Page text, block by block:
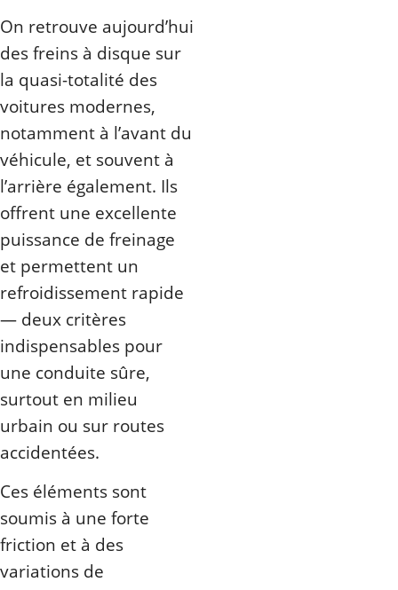
On retrouve aujourd’hui
des freins à disque sur
la quasi-totalité des
voitures modernes,
notamment à l’avant du
véhicule, et souvent à
l’arrière également. Ils
offrent une excellente
puissance de freinage
et permettent un
refroidissement rapide
— deux critères
indispensables pour
une conduite sûre,
surtout en milieu
urbain ou sur routes
accidentées.
Ces éléments sont
soumis à une forte
friction et à des
variations de